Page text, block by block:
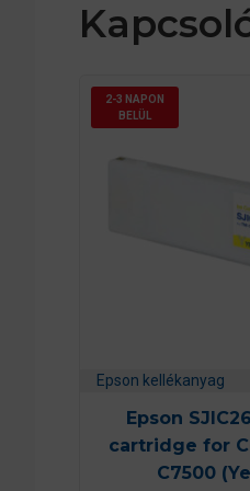
2-3 NAPON
BELÜL
Epson kellékanyag
Epson
cartridge for
C7500